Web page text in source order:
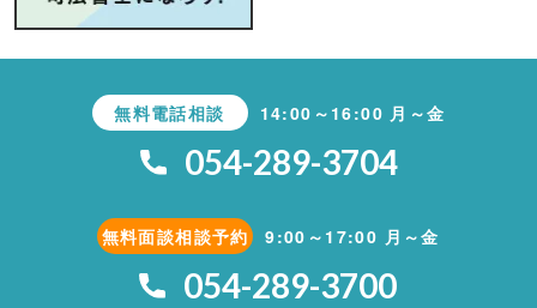
無料電話相談 14:00～16:00 月～金
054-289-3704
無料面談相談予約 9:00～17:00 月～金
054-289-3700